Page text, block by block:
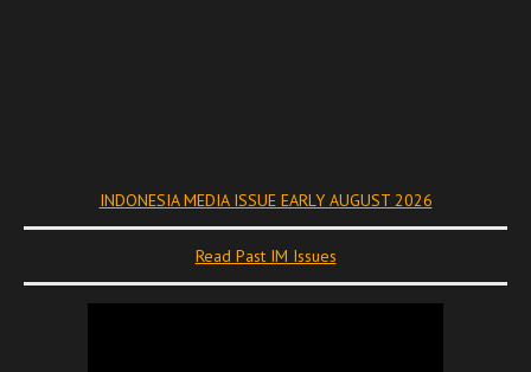
INDONESIA MEDIA ISSUE EARLY AUGUST 2026
Read Past IM Issues